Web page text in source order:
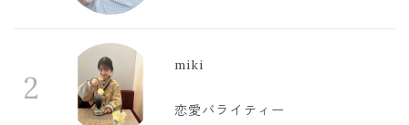
2
miki
恋愛バライティー